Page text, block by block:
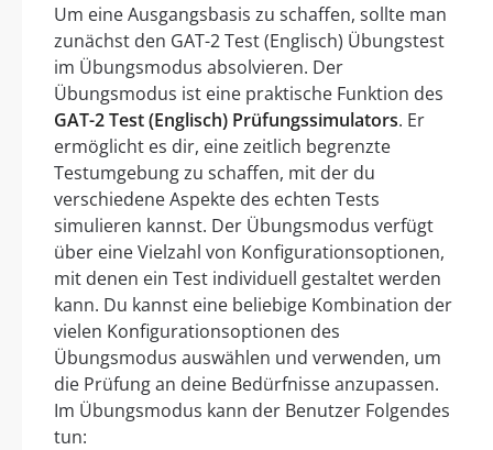
Um eine Ausgangsbasis zu schaffen, sollte man
zunächst den GAT-2 Test (Englisch) Übungstest
im Übungsmodus absolvieren. Der
Übungsmodus ist eine praktische Funktion des
GAT-2 Test (Englisch) Prüfungssimulators. Er
ermöglicht es dir, eine zeitlich begrenzte
Testumgebung zu schaffen, mit der du
verschiedene Aspekte des echten Tests
simulieren kannst. Der Übungsmodus verfügt
über eine Vielzahl von Konfigurationsoptionen,
mit denen ein Test individuell gestaltet werden
kann. Du kannst eine beliebige Kombination der
vielen Konfigurationsoptionen des
Übungsmodus auswählen und verwenden, um
die Prüfung an deine Bedürfnisse anzupassen.
Im Übungsmodus kann der Benutzer Folgendes
tun: